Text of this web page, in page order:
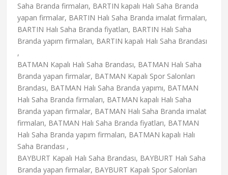
Saha Branda firmaları, BARTIN kapalı Halı Saha Branda
yapan firmalar, BARTIN Halı Saha Branda imalat firmaları,
BARTIN Halı Saha Branda fiyatları, BARTIN Halı Saha
Branda yapım firmaları, BARTIN kapalı Halı Saha Brandası
,
BATMAN Kapalı Halı Saha Brandası, BATMAN Halı Saha
Branda yapan firmalar, BATMAN Kapalı Spor Salonları
Brandası, BATMAN Halı Saha Branda yapımı, BATMAN
Halı Saha Branda firmaları, BATMAN kapalı Halı Saha
Branda yapan firmalar, BATMAN Halı Saha Branda imalat
firmaları, BATMAN Halı Saha Branda fiyatları, BATMAN
Halı Saha Branda yapım firmaları, BATMAN kapalı Halı
Saha Brandası ,
BAYBURT Kapalı Halı Saha Brandası, BAYBURT Halı Saha
Branda yapan firmalar, BAYBURT Kapalı Spor Salonları